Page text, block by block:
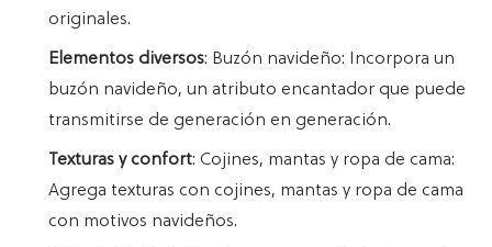
originales.
Elementos diversos: Buzón navideño: Incorpora un
buzón navideño, un atributo encantador que puede
transmitirse de generación en generación.
Texturas y confort: Cojines, mantas y ropa de cama:
Agrega texturas con cojines, mantas y ropa de cama
con motivos navideños.